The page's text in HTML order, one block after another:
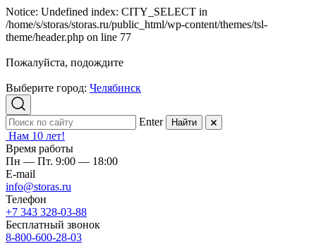
Notice: Undefined index: CITY_SELECT in
/home/s/storas/storas.ru/public_html/wp-content/themes/tsl-
theme/header.php on line 77
Пожалуйста, подождите
Выберите город: Челябинск
Enter Найти
Нам 10 лет!
Время работы
Пн — Пт. 9:00 — 18:00
E-mail
info@storas.ru
Телефон
+7 343 328-03-88
Бесплатный звонок
8-800-600-28-03